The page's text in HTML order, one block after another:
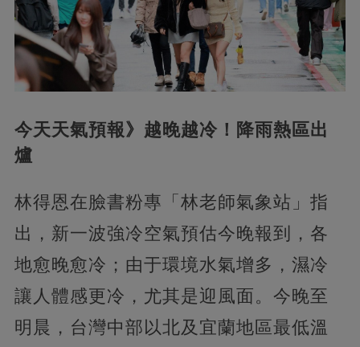
今天天氣預報》越晚越冷！降雨熱區出
爐
林得恩在臉書粉專「林老師氣象站」指
出，新一波強冷空氣預估今晚報到，各
地愈晚愈冷；由于環境水氣增多，濕冷
讓人體感更冷，尤其是迎風面。今晚至
明晨，台灣中部以北及宜蘭地區最低溫